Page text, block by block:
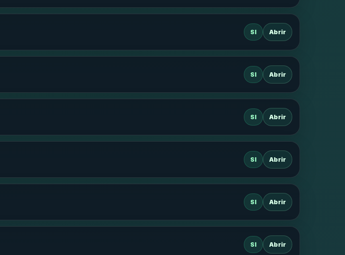
SI Abrir
SI Abrir
SI Abrir
SI Abrir
SI Abrir
SI Abrir